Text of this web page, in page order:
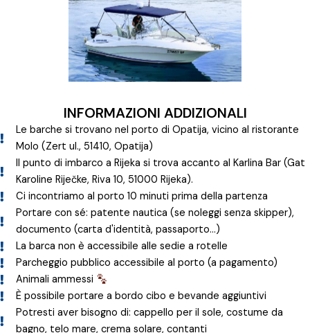
INFORMAZIONI ADDIZIONALI
Le barche si trovano nel porto di Opatija, vicino al ristorante
Molo (Zert ul., 51410, Opatija)
Il punto di imbarco a Rijeka si trova accanto al Karlina Bar (Gat
Karoline Riječke, Riva 10, 51000 Rijeka).
Ci incontriamo al porto 10 minuti prima della partenza
Portare con sé: patente nautica (se noleggi senza skipper),
documento (carta d'identità, passaporto...)
La barca non è accessibile alle sedie a rotelle
Parcheggio pubblico accessibile al porto (a pagamento)
Animali ammessi
È possibile portare a bordo cibo e bevande aggiuntivi
Potresti aver bisogno di: cappello per il sole, costume da
bagno, telo mare, crema solare, contanti